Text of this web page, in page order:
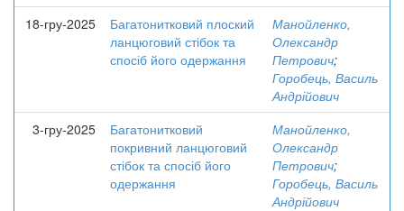
18-гру-2025
Багатонитковий плоский
ланцюговий стібок та
спосіб його одержання
Манойленко,
Олександр
Петрович;
Горобець, Василь
Андрійович
3-гру-2025
Багатонитковий
покривний ланцюговий
стібок та спосіб його
одержання
Манойленко,
Олександр
Петрович;
Горобець, Василь
Андрійович